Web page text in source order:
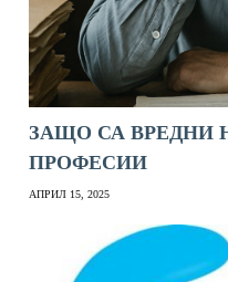
ЗАЩО СА ВРЕДНИ
ПРОФЕСИИ
АПРИЛ 15, 2025